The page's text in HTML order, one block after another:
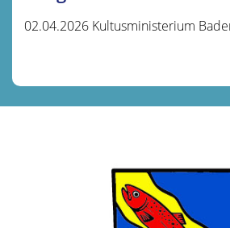
02.04.2026 Kultusministerium